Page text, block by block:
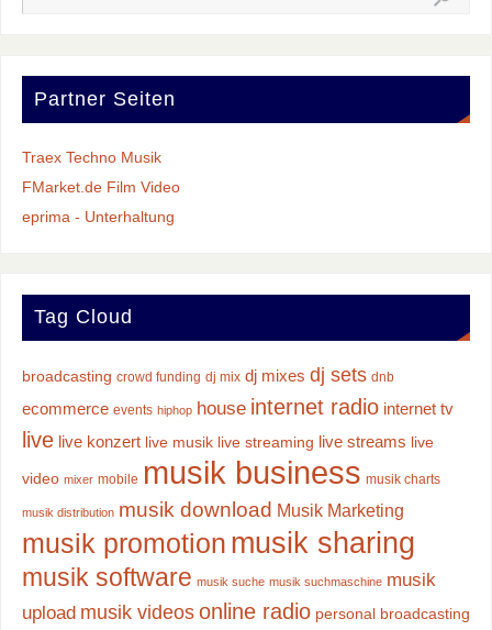
Partner Seiten
Traex Techno Musik
FMarket.de Film Video
eprima - Unterhaltung
Tag Cloud
broadcasting crowd funding dj mix dj mixes dj sets dnb
ecommerce events hiphop house internet radio internet tv
live live konzert live musik live streaming live streams live
video mixer mobile musik business musik charts
musik distribution musik download Musik Marketing
musik promotion musik sharing
musik software musik suche musik suchmaschine musik
upload musik videos online radio personal broadcasting